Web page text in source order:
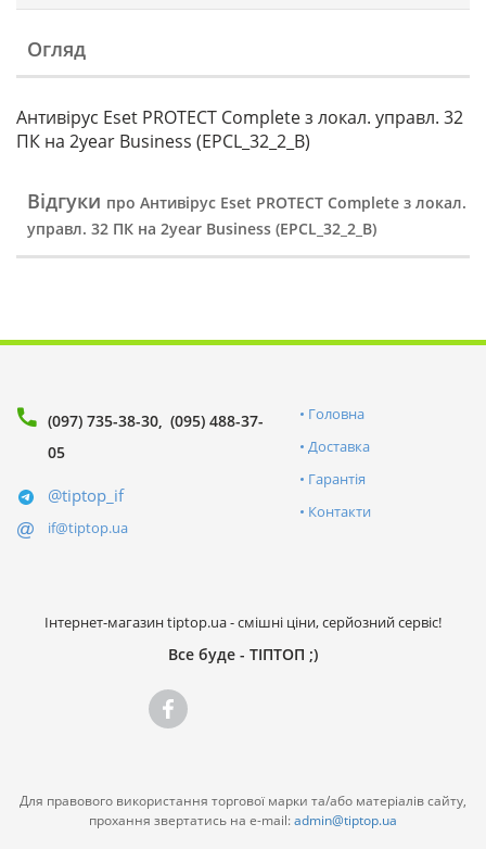
Огляд
Антивірус Eset PROTECT Complete з локал. управл. 32
ПК на 2year Business (EPCL_32_2_B)
Відгуки про Антивірус Eset PROTECT Complete з локал.
управл. 32 ПК на 2year Business (EPCL_32_2_B)
(097) 735-38-30 (095) 488-37-
05
@tiptop_if
if@tiptop.ua
Головна
Доставка
Гарантія
Контакти
Інтернет-магазин tiptop.ua - смішні ціни, серйозний сервіс!
Все буде - ТІПТОП ;)
Для правового використання торгової марки та/або матеріалів сайту,
прохання звертатись на e-mail:admin@tiptop.ua